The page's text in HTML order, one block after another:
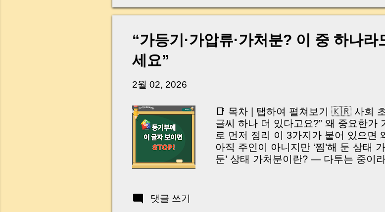
황이 있었습니다. 또 어떤 분은 이렇게 말씀하십니다. “내 대
“매도인이 대출 안 갚고 도망가면 어떡하죠?” 이 모든 불안,
꼭 준비해야 하는지 중개 실무 기준으로 아주 쉽게 풀어드리
하시면, 잔금일이 더 이상 두려운 날이 아니라 “내 집을 완성
Introduction (Tap to expand) Have you ever thought like
“가등기·가압류·가처분? 이 중 하나
세요”
2월 02, 2026
📑 목차 | 탭하여 펼쳐보기 🇰🇷 사회
글씨 하나 더 있다고요?” 왜 중요한가
로 먼저 정리 이 3가지가 붙어 있으
아직 주인이 아니지만 ‘찜’해 둔 상태
둔’ 상태 가처분이란? — 다투는 중이
야 할까 🇺🇸 Simple Guide for
댓글 쓰기